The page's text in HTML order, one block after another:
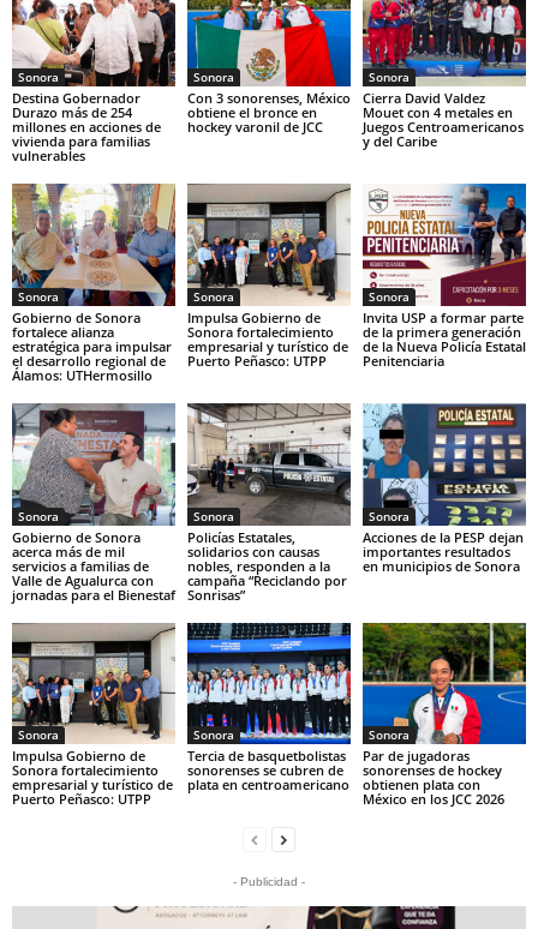
Sonora
Destina Gobernador
Durazo más de 254
millones en acciones de
vivienda para familias
vulnerables
Sonora
Con 3 sonorenses, México
obtiene el bronce en
hockey varonil de JCC
Sonora
Cierra David Valdez
Mouet con 4 metales en
Juegos Centroamericanos
y del Caribe
Sonora
Gobierno de Sonora
fortalece alianza
estratégica para impulsar
el desarrollo regional de
Álamos: UTHermosillo
Sonora
Impulsa Gobierno de
Sonora fortalecimiento
empresarial y turístico de
Puerto Peñasco: UTPP
Sonora
Invita USP a formar parte
de la primera generación
de la Nueva Policía Estatal
Penitenciaria
Sonora
Gobierno de Sonora
acerca más de mil
servicios a familias de
Valle de Agualurca con
jornadas para el Bienestaf
Sonora
Policías Estatales,
solidarios con causas
nobles, responden a la
campaña “Reciclando por
Sonrisas”
Sonora
Acciones de la PESP dejan
importantes resultados
en municipios de Sonora
Sonora
Impulsa Gobierno de
Sonora fortalecimiento
empresarial y turístico de
Puerto Peñasco: UTPP
Sonora
Tercia de basquetbolistas
sonorenses se cubren de
plata en centroamericano
Sonora
Par de jugadoras
sonorenses de hockey
obtienen plata con
México en los JCC 2026
- Publicidad -